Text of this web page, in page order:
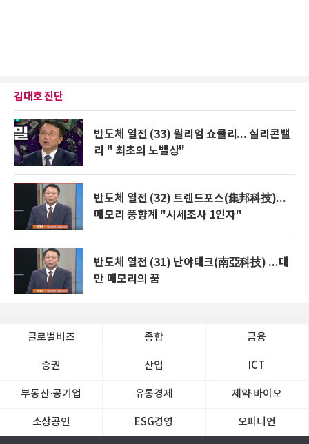
김대호 진단
반도체 열전 (33) 윌리엄 쇼클리... 실리콘밸
리 " 최초의 노벨상"
반도체 열전 (32) 트렌드포스(集邦科技)...
메모리 풍향계 "시세조사 1인자"
반도체 열전 (31) 난야테크(南亞科技) ...대
만 메모리의 꿈
글로벌비즈 종합 금융
증권 산업 ICT
부동산·공기업 유통경제 제약∙바이오
소상공인 ESG경영 오피니언